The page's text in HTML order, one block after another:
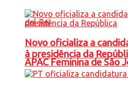
APAC Feminina de São
Novo oficializa a
à presidência da